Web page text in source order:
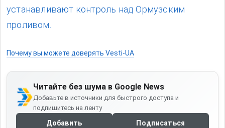
устанавливают контроль над Ормузским
проливом.
Почему вы можете доверять Vesti-UA
Читайте без шума в Google News
Добавьте в источники для быстрого доступа и
подпишитесь на ленту
Добавить Подписаться